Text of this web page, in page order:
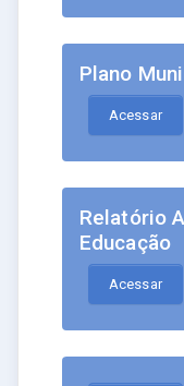
Plano
Acessar
Relatório
Educação
Acessar